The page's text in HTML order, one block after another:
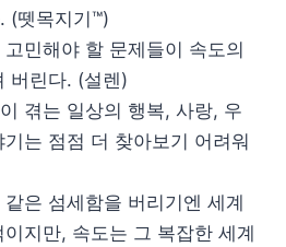
(뗏목지기™)
민해야 할 문제들이 속도의
버린다. (설렌)
겪는 일상의 행복, 사랑, 우
는 점점 더 찾아보기 어려워
은 섬세함을 버리기엔 세계
지만, 속도는 그 복잡한 세계